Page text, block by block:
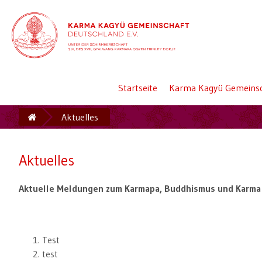
Startseite Karma Kagyü
Aktuelles
Aktuelles
Aktuelle Meldungen zum Karmapa, Buddhismus und
Test
test